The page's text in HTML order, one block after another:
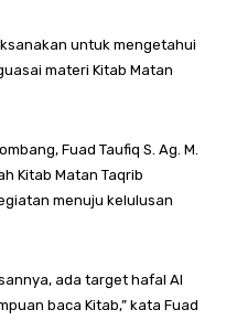
untuk mengetahui
materi Kitab Matan
Fuad Taufiq S. Ag. M.
Kitab Matan Taqrib
menuju kelulusan
ada target hafal Al
baca Kitab,” kata Fuad